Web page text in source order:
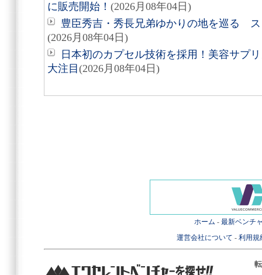
に販売開始！ (2026月08年04日)
豊臣秀吉・秀長兄弟ゆかりの地を巡る
(2026月08年04日)
日本初のカプセル技術を採用！美容サプ
大注目 (2026月08年04日)
ホーム - 最新ベンチ
運営会社について - 利用規